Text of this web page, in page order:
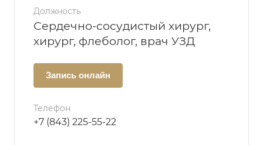
Должность
Сердечно-сосудистый хирург,
хирург, флеболог, врач УЗД
Запись онлайн
Телефон
+7 (843) 225-55-22